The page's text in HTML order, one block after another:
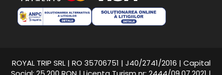
ROYAL TRIP SRL | RO 35706751 | J40/2741/2016 | Capital